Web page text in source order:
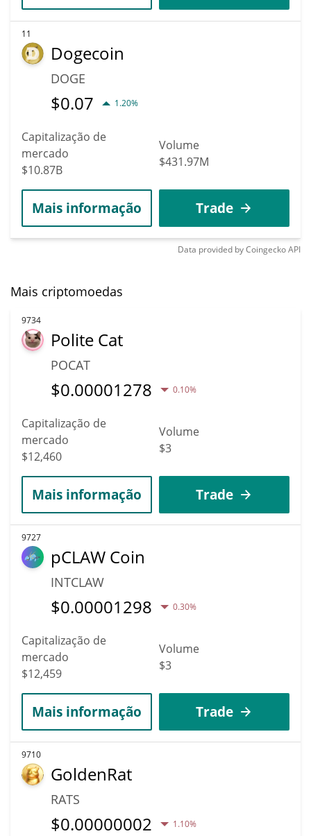
11
Dogecoin
DOGE
$0.07 1.20%
Capitalização de
mercado
$10.87B
Volume
$431.97M
Mais informação Trade
Data provided byCoingeckoAPI
Mais criptomoedas
9734
Polite Cat
POCAT
$0.00001278 0.10%
Capitalização de
mercado
$12,460
Volume
$3
Mais informação Trade
9727
pCLAW Coin
INTCLAW
$0.00001298 0.30%
Capitalização de
mercado
$12,459
Volume
$3
Mais informação Trade
9710
GoldenRat
RATS
$0.00000002 1.10%